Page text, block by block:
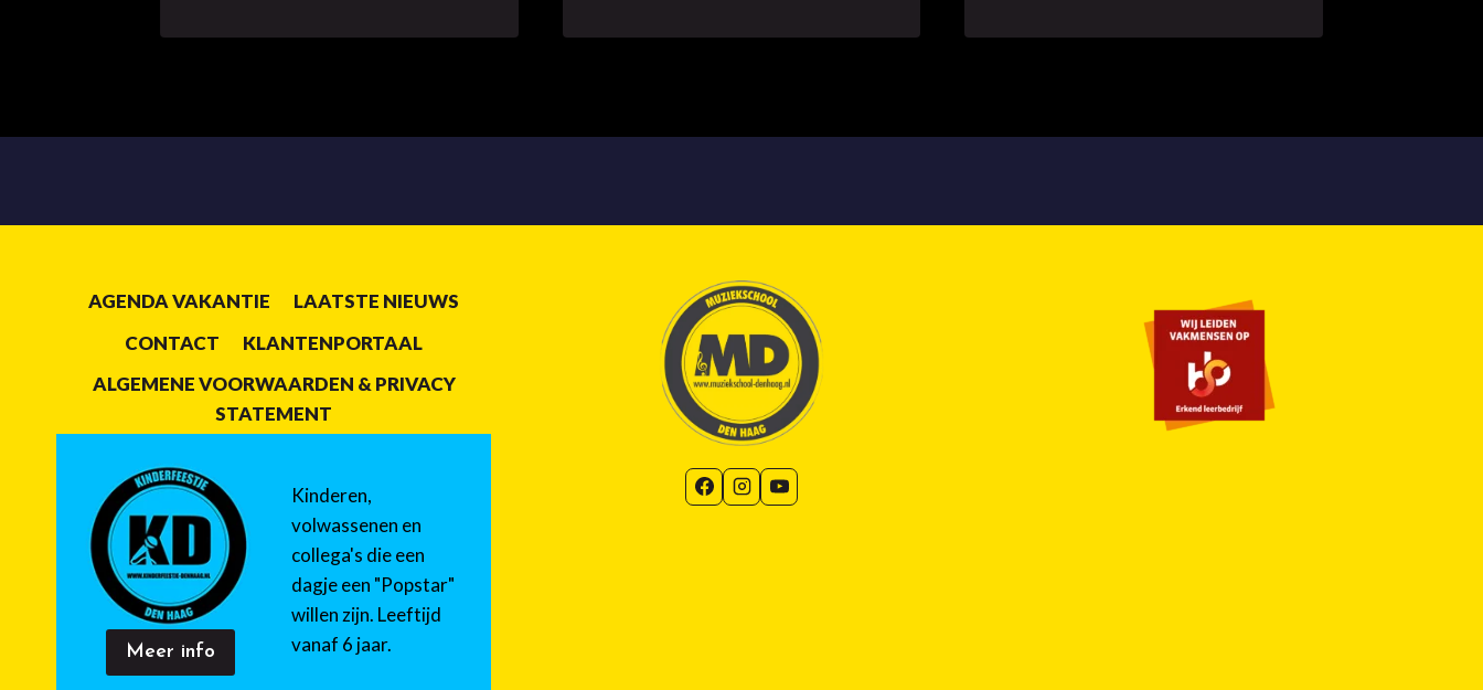
AGENDA VAKANTIE
LAATSTE NIEUWS
CONTACT
KLANTENPORTAAL
ALGEMENE VOORWAARDEN & PRIVACY
STATEMENT
Meer info
Kinderen,
volwassenen en
collega's die een
dagje een "Popstar"
willen zijn. Leeftijd
vanaf 6 jaar.